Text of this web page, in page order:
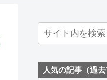
人気の記事（過去